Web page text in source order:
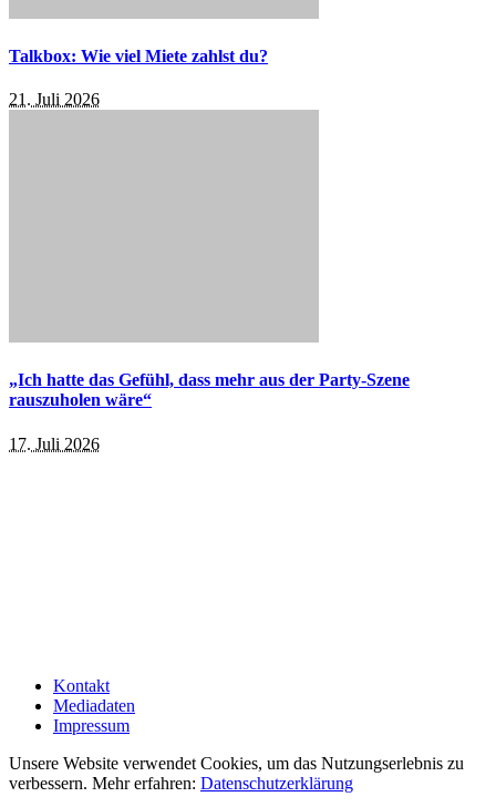
Talkbox: Wie viel Miete zahlst du?
21. Juli 2026
„Ich hatte das Gefühl, dass mehr aus der Party-Szene
rauszuholen wäre“
17. Juli 2026
Kontakt
Mediadaten
Impressum
Unsere Website verwendet Cookies, um das Nutzungserlebnis zu
verbessern. Mehr erfahren: Datenschutzerklärung